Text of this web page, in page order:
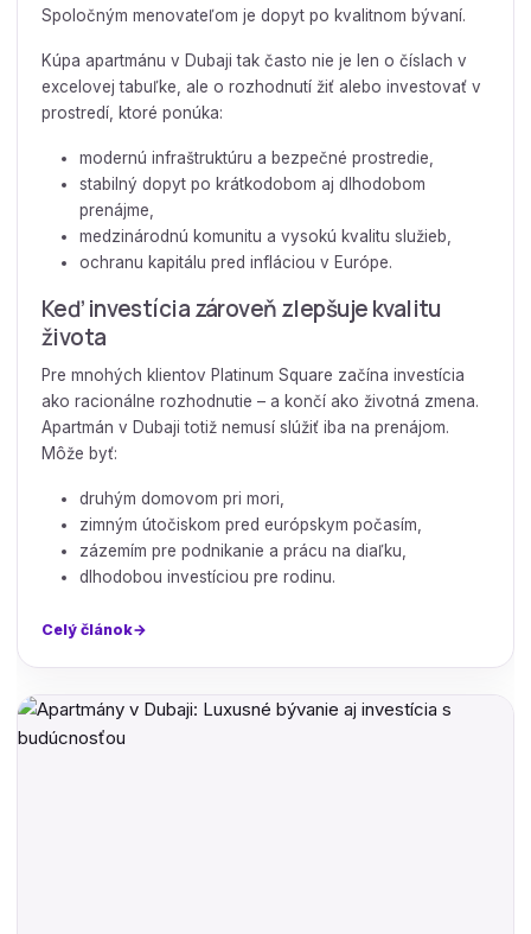
Spoločným menovateľom je dopyt po kvalitnom bývaní.
Kúpa apartmánu v Dubaji tak často nie je len o číslach v
excelovej tabuľke, ale o rozhodnutí žiť alebo investovať v
prostredí, ktoré ponúka:
modernú infraštruktúru a bezpečné prostredie,
stabilný dopyt po krátkodobom aj dlhodobom
prenájme,
medzinárodnú komunitu a vysokú kvalitu služieb,
ochranu kapitálu pred infláciou v Európe.
Keď investícia zároveň zlepšuje kvalitu
života
Pre mnohých klientov Platinum Square začína investícia
ako racionálne rozhodnutie – a končí ako životná zmena.
Apartmán v Dubaji totiž nemusí slúžiť iba na prenájom.
Môže byť:
druhým domovom pri mori,
zimným útočiskom pred európskym počasím,
zázemím pre podnikanie a prácu na diaľku,
dlhodobou investíciou pre rodinu.
Celý článok